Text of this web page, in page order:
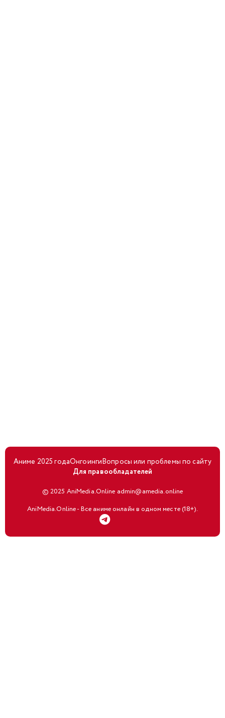
Аниме 2025 годаОнгоингиВопросы или проблемы по сайту
Для правообладателей
© 2025 AniMedia.Online admin@amedia.online
AniMedia.Online - Все аниме онлайн в одном месте (18+).